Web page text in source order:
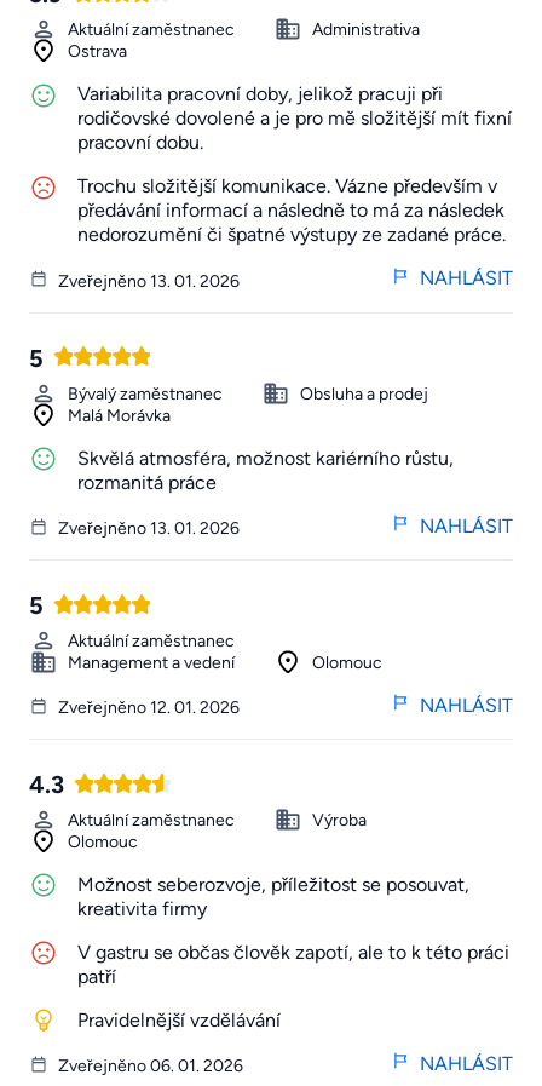
Aktuální zaměstnanec
Administrativa
Ostrava
Variabilita pracovní doby, jelikož pracuji při
rodičovské dovolené a je pro mě složitější mít fixní
pracovní dobu.
Trochu složitější komunikace. Vázne především v
předávání informací a následně to má za následek
nedorozumění či špatné výstupy ze zadané práce.
Zveřejněno 13. 01. 2026 NAHLÁSIT
5
Bývalý zaměstnanec
Obsluha a prodej
Malá Morávka
Skvělá atmosféra, možnost kariérního růstu,
rozmanitá práce
Zveřejněno 13. 01. 2026 NAHLÁSIT
5
Aktuální zaměstnanec
Management a vedení
Olomouc
Zveřejněno 12. 01. 2026 NAHLÁSIT
4.3
Aktuální zaměstnanec
Výroba
Olomouc
Možnost seberozvoje, příležitost se posouvat,
kreativita firmy
V gastru se občas člověk zapotí, ale to k této práci
patří
Pravidelnější vzdělávání
Zveřejněno 06. 01. 2026 NAHLÁSIT